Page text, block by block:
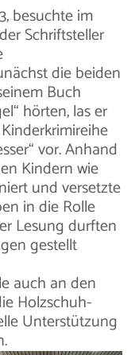
besuchte im
Schriftsteller
die beiden
Buch
hörten, las er
vor. Anhand
Kindern wie
und versetzte
in die Rolle
Lesung durften
gestellt
auch an den
Holzschuh-
Unterstützung